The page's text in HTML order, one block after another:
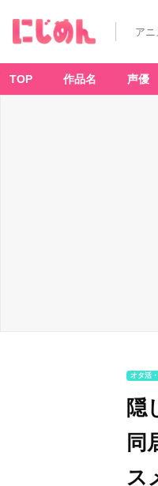
ア
TOP 作品名 声優
オタ活
隠
同
ス